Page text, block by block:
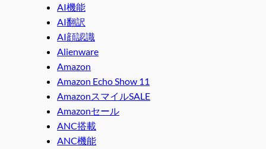
AI機能
AI翻訳
AI顔認識
Alienware
Amazon
Amazon Echo Show 11
AmazonスマイルSALE
Amazonセール
ANC搭載
ANC機能